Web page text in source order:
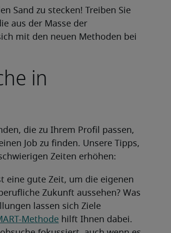
Sand zu stecken! Treiben Sie
aus der Masse der
mit den neuen Methoden bei
in
die zu Ihrem Profil passen,
Job zu finden. Unsere Tipps,
Zeiten erhöhen:
eine gute Zeit, um die eigenen
Zukunft aussehen? Was
lassen sich Ziele
Methode hilft Ihnen dabei.